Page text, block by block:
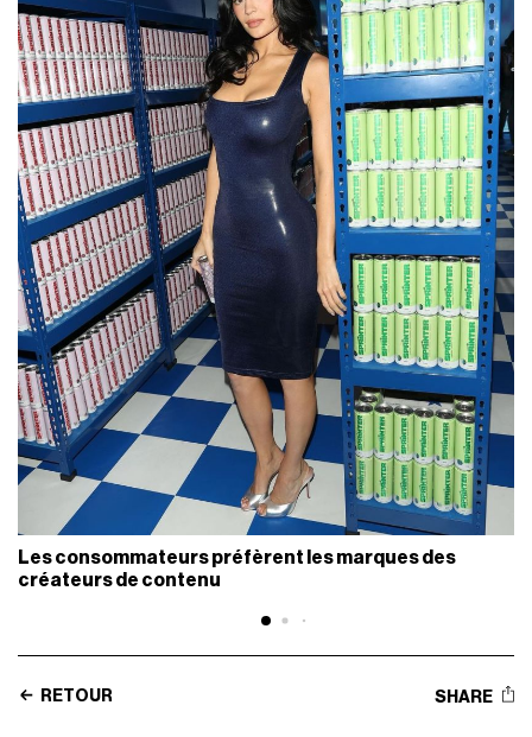
Les consommateurs préfèrent les marques des
créateurs de contenu
RETOUR SHARE